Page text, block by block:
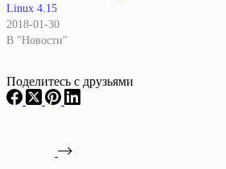
Linux 4.15
2018-01-30
В "Новости"
Поделитесь с друзьями